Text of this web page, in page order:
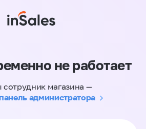
не работает
сотрудник магазина —
администратора